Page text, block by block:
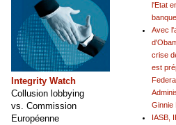
l'Etat
Avec
crise
est
Ginnie
IASB,
Integrity Watch
Collusion lobbying
vs. Commission
Européenne